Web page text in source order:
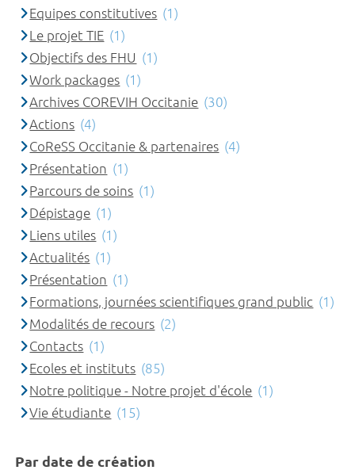
Equipes constitutives (1)
Le projet TIE (1)
Objectifs des FHU (1)
Work packages (1)
Archives COREVIH Occitanie (30)
Actions (4)
CoReSS Occitanie & partenaires (4)
Présentation (1)
Parcours de soins (1)
Dépistage (1)
Liens utiles (1)
Actualités (1)
Présentation (1)
Formations, journées scientifiques grand public (1)
Modalités de recours (2)
Contacts (1)
Ecoles et instituts (85)
Notre politique - Notre projet d'école (1)
Vie étudiante (15)
Par date de création